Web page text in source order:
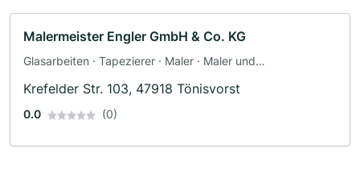
Malermeister Engler GmbH & Co. KG
Glasarbeiten · Tapezierer · Maler · Maler und
Schimmelsanierung · Dämmung
Krefelder Str. 103, 47918 Tönisvorst
0.0 (0)